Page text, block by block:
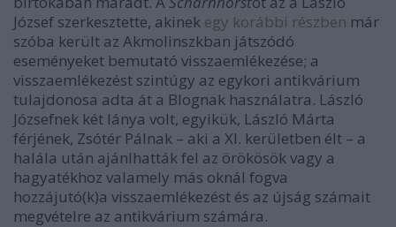
József szerkesztette, akinek egy korábbi részben már
szóba került az Akmolinszkban játszódó
eseményeket bemutató visszaemlékezése; a
visszaemlékezést szintúgy az egykori antikvárium
tulajdonosa adta át a Blognak használatra. László
Józsefnek két lánya volt, egyikük, László Márta
férjének, Zsótér Pálnak – aki a XI. kerületben élt – a
halála után ajánlhatták fel az örökösök vagy a
hagyatékhoz valamely más oknál fogva
hozzájutó(k)a visszaemlékezést és az újság számait
megvételre az antikvárium számára.